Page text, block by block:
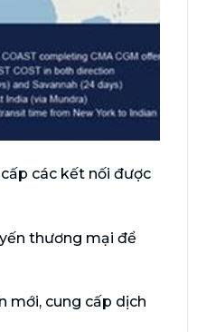
các kết nối được
thương mại để
mới, cung cấp dịch